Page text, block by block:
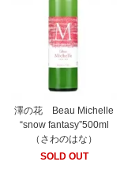
澤の花 Beau Michelle
“snow fantasy”500ml
（さわのはな）
SOLD OUT